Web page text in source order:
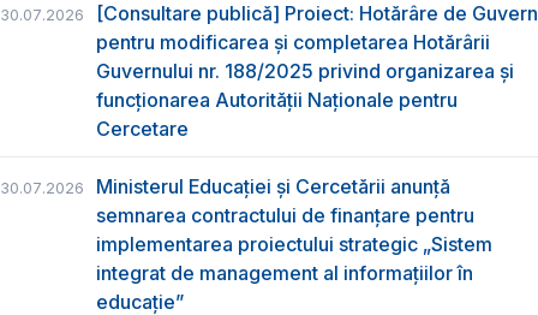
30.07.2026
[Consultare publică] Proiect: Hotărâre de Guvern
pentru modificarea și completarea Hotărârii
Guvernului nr. 188/2025 privind organizarea şi
funcţionarea Autorităţii Naţionale pentru
Cercetare
30.07.2026
Ministerul Educației și Cercetării anunță
semnarea contractului de finanțare pentru
implementarea proiectului strategic „Sistem
integrat de management al informațiilor în
educație”